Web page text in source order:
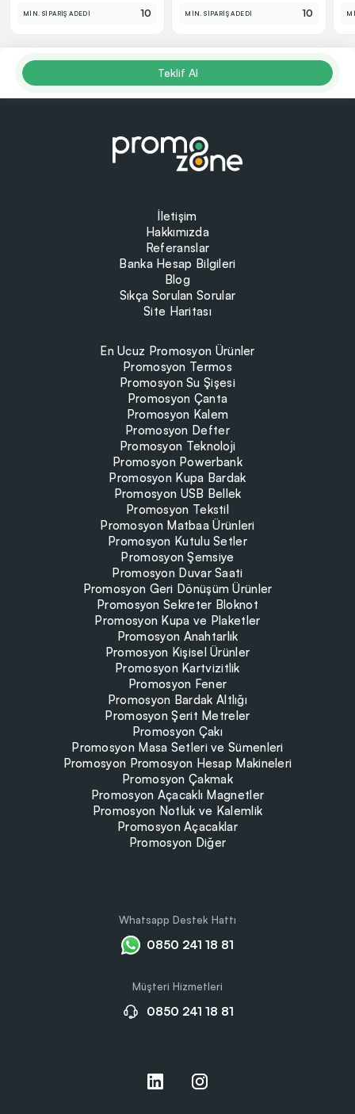
MİN. SİPARİŞ ADEDİ 10 MİN. SİPARİŞ ADEDİ 10
Teklif Al
İletişim
Hakkımızda
Referanslar
Banka Hesap Bilgileri
Blog
Sıkça Sorulan Sorular
Site Haritası
En Ucuz Promosyon Ürünler
Promosyon Termos
Promosyon Su Şişesi
Promosyon Çanta
Promosyon Kalem
Promosyon Defter
Promosyon Teknoloji
Promosyon Powerbank
Promosyon Kupa Bardak
Promosyon USB Bellek
Promosyon Tekstil
Promosyon Matbaa Ürünleri
Promosyon Kutulu Setler
Promosyon Şemsiye
Promosyon Duvar Saati
Promosyon Geri Dönüşüm Ürünler
Promosyon Sekreter Bloknot
Promosyon Kupa ve Plaketler
Promosyon Anahtarlık
Promosyon Kişisel Ürünler
Promosyon Kartvizitlik
Promosyon Fener
Promosyon Bardak Altlığı
Promosyon Şerit Metreler
Promosyon Çakı
Promosyon Masa Setleri ve Sümenleri
Promosyon Promosyon Hesap Makineleri
Promosyon Çakmak
Promosyon Açacaklı Magnetler
Promosyon Notluk ve Kalemlik
Promosyon Açacaklar
Promosyon Diğer
Whatsapp Destek Hattı
0850 241 18 81
Müşteri Hizmetleri
0850 241 18 81